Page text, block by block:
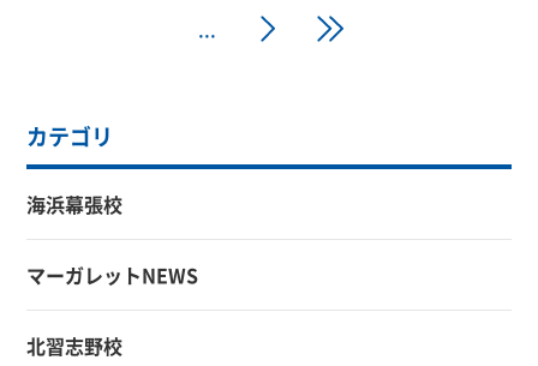
... » »
カテゴリ
海浜幕張校
マーガレットNEWS
北習志野校